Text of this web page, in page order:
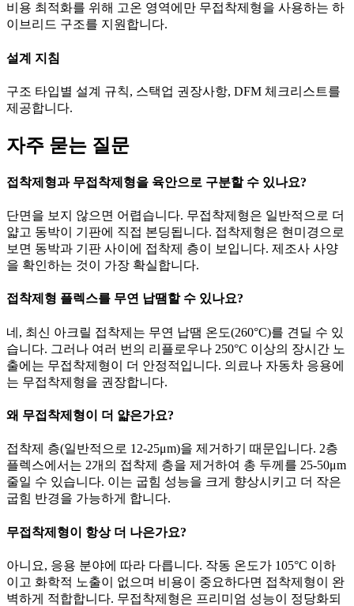
비용 최적화를 위해 고온 영역에만 무접착제형을 사용하는 하
이브리드 구조를 지원합니다.
설계 지침
구조 타입별 설계 규칙, 스택업 권장사항, DFM 체크리스트를
제공합니다.
자주 묻는 질문
접착제형과 무접착제형을 육안으로 구분할 수 있나요?
단면을 보지 않으면 어렵습니다. 무접착제형은 일반적으로 더
얇고 동박이 기판에 직접 본딩됩니다. 접착제형은 현미경으로
보면 동박과 기판 사이에 접착제 층이 보입니다. 제조사 사양
을 확인하는 것이 가장 확실합니다.
접착제형 플렉스를 무연 납땜할 수 있나요?
네, 최신 아크릴 접착제는 무연 납땜 온도(260°C)를 견딜 수 있
습니다. 그러나 여러 번의 리플로우나 250°C 이상의 장시간 노
출에는 무접착제형이 더 안정적입니다. 의료나 자동차 응용에
는 무접착제형을 권장합니다.
왜 무접착제형이 더 얇은가요?
접착제 층(일반적으로 12-25μm)을 제거하기 때문입니다. 2층
플렉스에서는 2개의 접착제 층을 제거하여 총 두께를 25-50μm
줄일 수 있습니다. 이는 굽힘 성능을 크게 향상시키고 더 작은
굽힘 반경을 가능하게 합니다.
무접착제형이 항상 더 나은가요?
아니요, 응용 분야에 따라 다릅니다. 작동 온도가 105°C 이하
이고 화학적 노출이 없으며 비용이 중요하다면 접착제형이 완
벽하게 적합합니다. 무접착제형은 프리미엄 성능이 정당화되